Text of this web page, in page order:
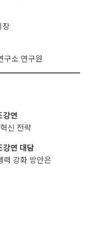
장
구소 연구원
강연
신 전략
연 대담
력 강화 방안은